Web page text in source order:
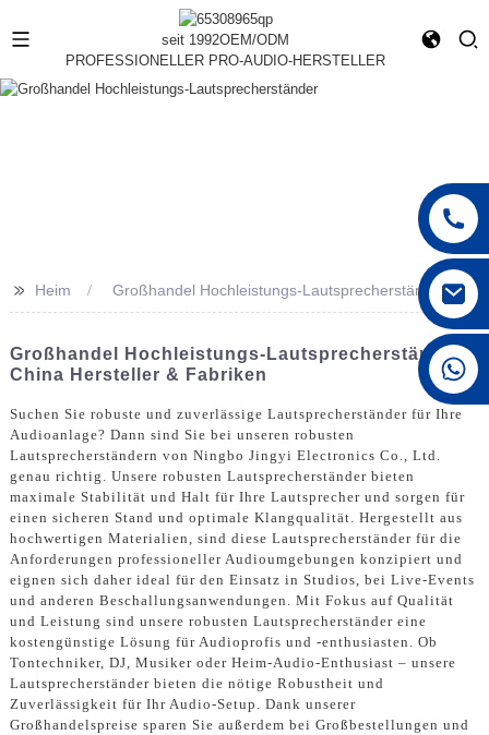
seit 1992OEM/ODM
PROFESSIONELLER PRO-AUDIO-HERSTELLER
+86 15168592711
>> Heim Großhandel Hochleistungs-Lautsprecherständer
Großhandel Hochleistungs-Lautsprecherständer -
China Hersteller & Fabriken
Suchen Sie robuste und zuverlässige Lautsprecherständer für Ihre
Audioanlage? Dann sind Sie bei unseren robusten
Lautsprecherständern von Ningbo Jingyi Electronics Co., Ltd.
genau richtig. Unsere robusten Lautsprecherständer bieten
maximale Stabilität und Halt für Ihre Lautsprecher und sorgen für
einen sicheren Stand und optimale Klangqualität. Hergestellt aus
hochwertigen Materialien, sind diese Lautsprecherständer für die
Anforderungen professioneller Audioumgebungen konzipiert und
eignen sich daher ideal für den Einsatz in Studios, bei Live-Events
und anderen Beschallungsanwendungen. Mit Fokus auf Qualität
und Leistung sind unsere robusten Lautsprecherständer eine
kostengünstige Lösung für Audioprofis und -enthusiasten. Ob
Tontechniker, DJ, Musiker oder Heim-Audio-Enthusiast – unsere
Lautsprecherständer bieten die nötige Robustheit und
Zuverlässigkeit für Ihr Audio-Setup. Dank unserer
Großhandelspreise sparen Sie außerdem bei Großbestellungen und